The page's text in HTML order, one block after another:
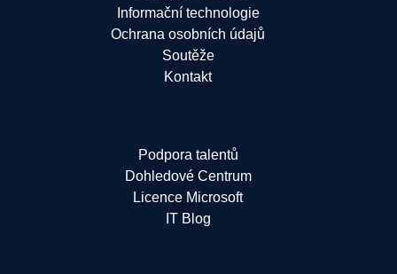
Informační technologie
Ochrana osobních údajů
Soutěže
Kontakt
Podpora talentů
Dohledové Centrum
Licence Microsoft
IT Blog